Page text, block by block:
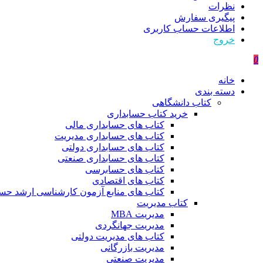
نظرات
پیگیری سفارش
اطلاعات حساب كاربری
خروج
0
خانه
دسته بندی
کتاب دانشگاهی
خرید کتاب حسابداری
کتاب های حسابداری مالی
کتاب های حسابداری مدیریت
کتاب های حسابداری دولتی
کتاب های حسابداری صنعتی
کتاب های حسابرسی
کتاب های اقتصادی
کتاب های منابع آزمون کارشناسی ارشد
کتاب مدیریت
مدیریت MBA
مدیریت جهانگردی
کتاب های مدیریت دولتی
مدیریت بازرگانی
مدیریت صنعتی